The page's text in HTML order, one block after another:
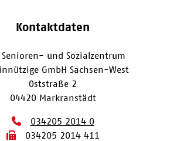
Kontaktdaten
Senioren- und Sozialzentrum
GmbH Sachsen-West
Oststraße 2
04420 Markranstädt
034205 2014 0
034205 2014 411